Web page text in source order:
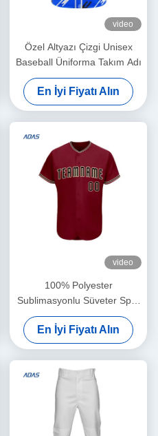
video
Özel Altyazı Çizgi Unisex
Baseball Üniforma Takım Adı
En İyi Fiyatı Alın
video
100% Polyester
Sublimasyonlu Süveter Spor
Beyzbol Takımı Giyişleri
Üniforma
En İyi Fiyatı Alın